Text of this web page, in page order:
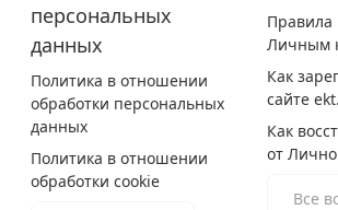
Дюбельная техника
Кабельный крепеж
Строительный инструмент и
персональных
данных
Политика в отношении
обработки персональных
данных
Политика в отношении
обработки cookie
Правила
Личным
Как
сайте
Как
от
Все